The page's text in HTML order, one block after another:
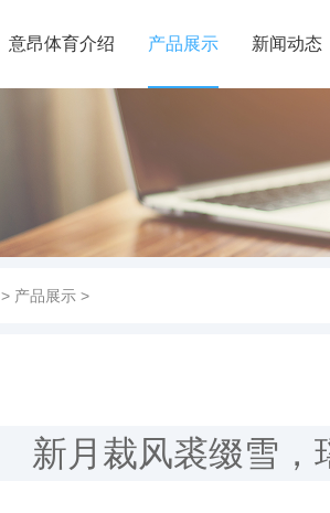
意昂体育介绍 产品展示 新闻动态
> 产品展示 >
新月裁风裘缀雪，